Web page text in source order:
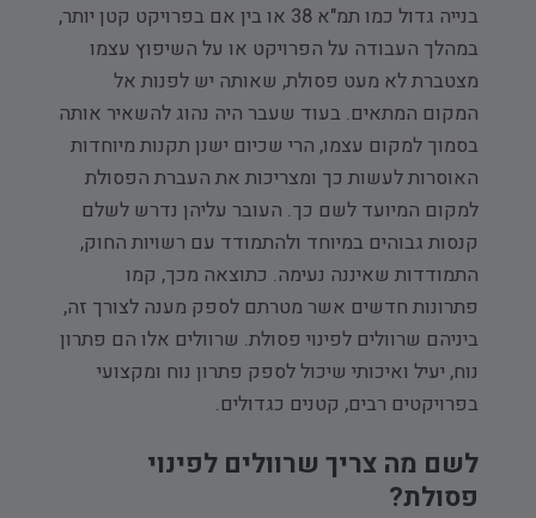
בנייה גדול כמו תמ"א 38 או בין אם בפרויקט קטן יותר,
במהלך העבודה על הפרויקט או על השיפוץ עצמו
מצטברת לא מעט פסולת, שאותה יש לפנות אל
המקום המתאים. בעוד שעבר היה נהוג להשאיר אותה
בסמוך למקום עצמו, הרי שכיום ישנן תקנות מיוחדות
האוסרות לעשות כך ומצריכות את העברת הפסולת
למקום המיועד לשם כך. העובר עליהן נדרש לשלם
קנסות גבוהים במיוחד ולהתמודד עם רשויות החוק,
התמודדות שאיננה נעימה. כתוצאה מכך, קמו
פתרונות חדשים אשר מטרתם לספק מענה לצורך זה,
ביניהם שרוולים לפינוי פסולת. שרוולים אלו הם פתרון
נוח, יעיל ואיכותי שיכול לספק פתרון נוח ומקצועי
בפרויקטים רבים, קטנים כגדולים.
לשם מה צריך שרוולים לפינוי
פסולת?